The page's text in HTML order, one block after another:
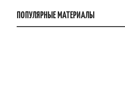
ПОПУЛЯРНЫЕ МАТЕРИАЛЫ